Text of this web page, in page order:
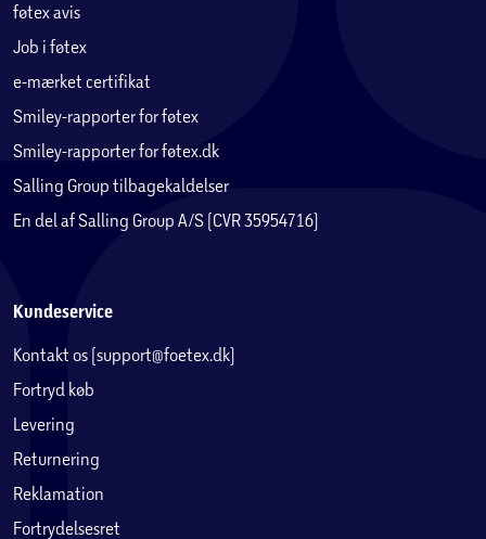
føtex avis
Job i føtex
e-mærket certifikat
Smiley-rapporter for føtex
Smiley-rapporter for føtex.dk
Salling Group tilbagekaldelser
En del af Salling Group A/S (CVR 35954716)
Kundeservice
Kontakt os (support@foetex.dk)
Fortryd køb
Levering
Returnering
Reklamation
Fortrydelsesret